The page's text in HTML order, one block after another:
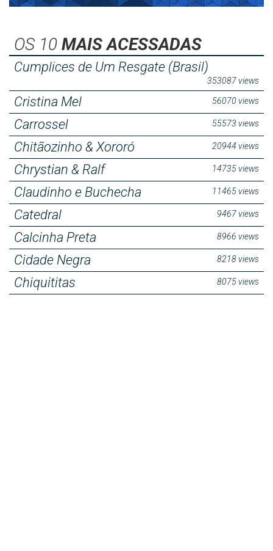
OS 10 MAIS ACESSADAS
Cumplices de Um Resgate (Brasil)
353087 views
Cristina Mel 56070 views
Carrossel 55573 views
Chitãozinho & Xororó 20944 views
Chrystian & Ralf 14735 views
Claudinho e Buchecha 11465 views
Catedral 9467 views
Calcinha Preta 8966 views
Cidade Negra 8218 views
Chiquititas 8075 views